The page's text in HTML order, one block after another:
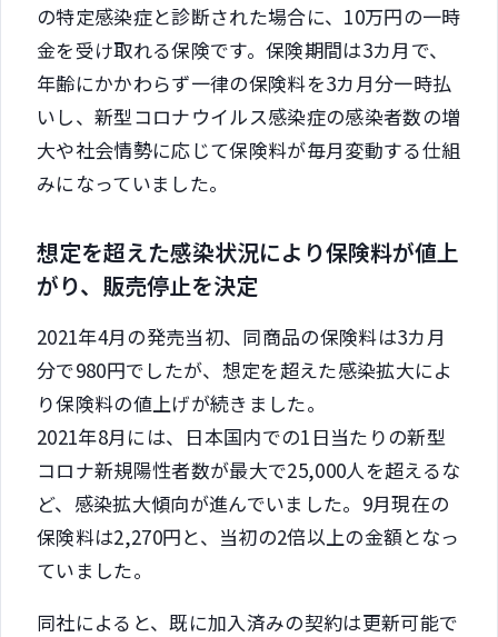
の特定感染症と診断された場合に、10万円の一時
金を受け取れる保険です。保険期間は3カ月で、
年齢にかかわらず一律の保険料を3カ月分一時払
いし、新型コロナウイルス感染症の感染者数の増
大や社会情勢に応じて保険料が毎月変動する仕組
みになっていました。
想定を超えた感染状況により保険料が値上
がり、販売停止を決定
2021年4月の発売当初、同商品の保険料は3カ月
分で980円でしたが、想定を超えた感染拡大によ
り保険料の値上げが続きました。
2021年8月には、日本国内での1日当たりの新型
コロナ新規陽性者数が最大で25,000人を超えるな
ど、感染拡大傾向が進んでいました。9月現在の
保険料は2,270円と、当初の2倍以上の金額となっ
ていました。
同社によると、既に加入済みの契約は更新可能で